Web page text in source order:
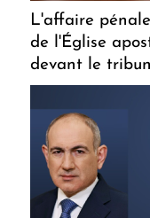
L'affaire
de l'Église
devant le